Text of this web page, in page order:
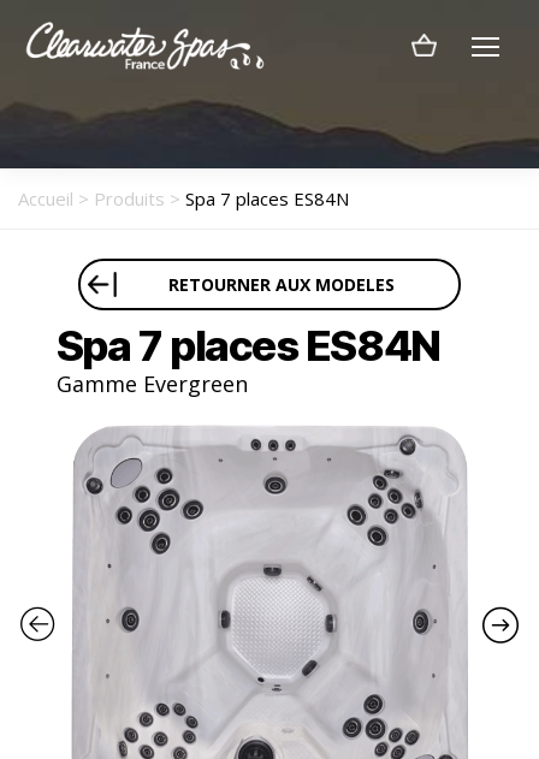
Spas
Accueil > Produits > Spa 7 places ES84N
RETOURNER AUX MODELES
Spa 7 places ES84N
Gamme Evergreen